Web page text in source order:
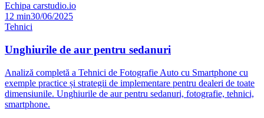
Echipa carstudio.io
12 min30/06/2025
Tehnici
Unghiurile de aur pentru sedanuri
Analiză completă a Tehnici de Fotografie Auto cu Smartphone cu
exemple practice și strategii de implementare pentru dealeri de toate
dimensiunile. Unghiurile de aur pentru sedanuri, fotografie, tehnici,
smartphone.